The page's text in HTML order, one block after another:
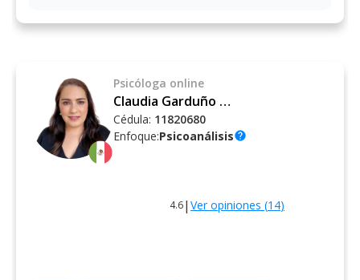
Psicóloga online
Claudia Garduño Pineda
Cédula: 11820680
Enfoque:Psicoanálisishelp
4.6| Ver opiniones (14)